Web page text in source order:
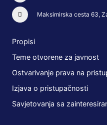
Maksimirska cesta 63,
Propisi
Teme otvorene za javnost
Ostvarivanje prava na
Izjava o pristupačnosti
Savjetovanja sa